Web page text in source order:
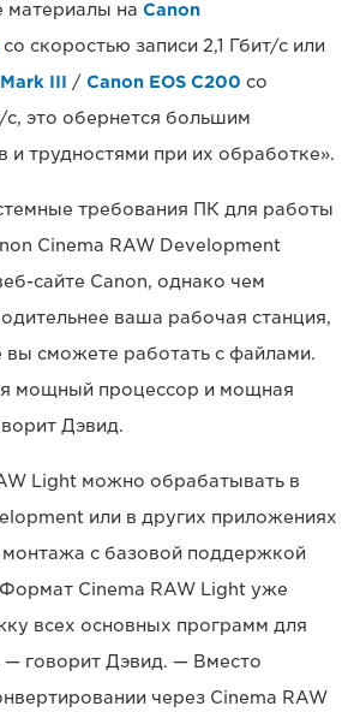
материалы на Canon
со скоростью записи 2,1 Гбит/с или
III / Canon EOS C200 со
с, это обернется большим
и трудностями при их обработке».
требования ПК для работы
Cinema RAW Development
сайте Canon, однако чем
ваша рабочая станция,
вы сможете работать с файлами.
мощный процессор и мощная
Дэвид.
Light можно обрабатывать в
или в других приложениях
монтажа с базовой поддержкой
Cinema RAW Light уже
всех основных программ для
— говорит Дэвид. — Вместо
через Cinema RAW